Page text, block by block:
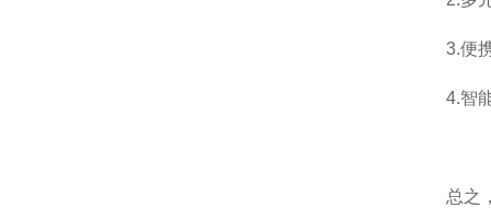
3.便携
4.智能
总之，